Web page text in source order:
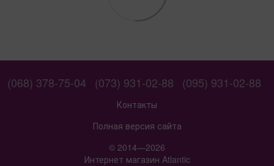
(068) 378-75-04 (073) 931-02-88 (095) 931-02-88
Контакты
Полная версия сайта
© 2014—2026
Интернет магазин Atlantic